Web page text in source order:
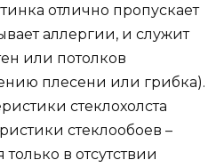
отлично пропускает
аллергии, и служит
или потолков
плесени или грибка).
стеклохолста
стеклообоев –
в отсутствии